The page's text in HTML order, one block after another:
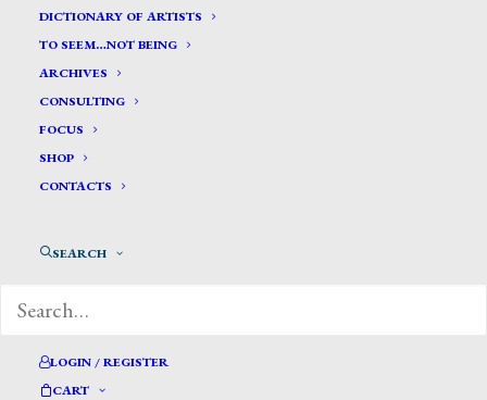
DICTIONARY OF ARTISTS
TO SEEM…NOT BEING
ARCHIVES
CONSULTING
FOCUS
SHOP
CONTACTS
SEARCH
LOGIN / REGISTER
CART
Bueno Xavier